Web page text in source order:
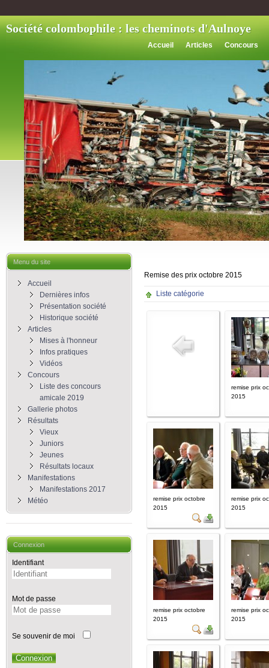
Société colombophile : les cheminots d'Aulnoye
Accueil Articles Concours
Menu du site
Accueil
Dernières infos
Présentation société
Historique société
Articles
Mises à l'honneur
Infos pratiques
Vidéos
Concours
Liste des concours
amicale 2019
Gallerie photos
Résultats
Vieux
Juniors
Jeunes
Résultats locaux
Manifestations
Manifestations 2017
Météo
Connexion
Identifiant
Mot de passe
Se souvenir de moi
Connexion
Remise des prix octobre 2015
Liste catégorie
remise prix
2015
remise prix octobre
2015
remise prix
2015
remise prix octobre
2015
remise prix
2015